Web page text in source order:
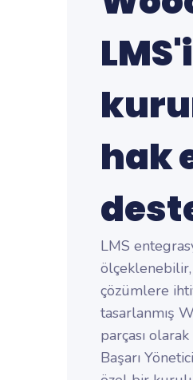
hak
LMS
çözümlere
tasarlanmış
parçası
Başarı